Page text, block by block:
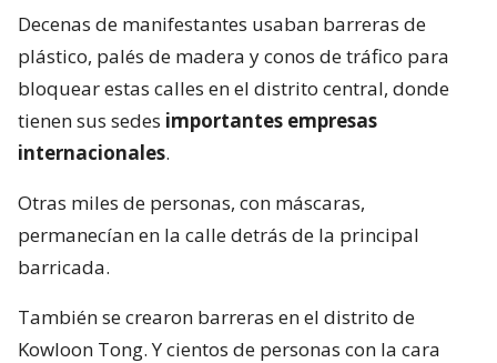
Decenas de manifestantes usaban barreras de
plástico, palés de madera y conos de tráfico para
bloquear estas calles en el distrito central, donde
tienen sus sedes importantes empresas
internacionales.
Otras miles de personas, con máscaras,
permanecían en la calle detrás de la principal
barricada.
También se crearon barreras en el distrito de
Kowloon Tong. Y cientos de personas con la cara